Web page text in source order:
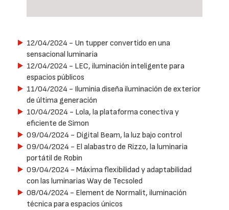
12/04/2024 - Un tupper convertido en una
sensacional luminaria
12/04/2024 - LEC, iluminación inteligente para
espacios públicos
11/04/2024 - Iluminia diseña iluminación de exterior
de última generación
10/04/2024 - Lola, la plataforma conectiva y
eficiente de Simon
09/04/2024 - Digital Beam, la luz bajo control
09/04/2024 - El alabastro de Rizzo, la luminaria
portátil de Robin
09/04/2024 - Máxima flexibilidad y adaptabilidad
con las luminarias Way de Tecsoled
08/04/2024 - Element de Normalit, iluminación
técnica para espacios únicos